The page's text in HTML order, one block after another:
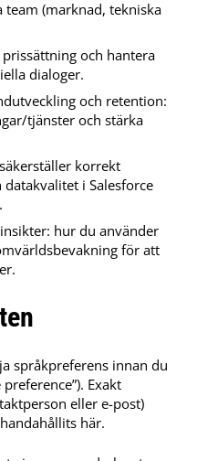
(marknad, tekniska
och hantera
dialoger.
och retention:
tjänster och stärka
korrekt
i Salesforce
hur du använder
för att
språkpreferens innan du
Exakt
eller e-post)
här.